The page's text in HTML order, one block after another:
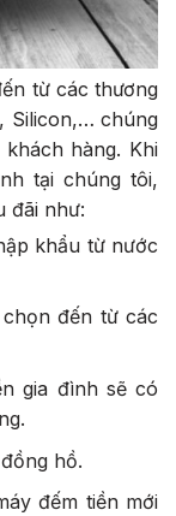
từ các thương
Silicon,… chúng
hàng. Khi
tại chúng tôi,
đãi như:
khẩu từ nước
đến từ các
gia đình sẽ có
hồ.
đếm tiền mới